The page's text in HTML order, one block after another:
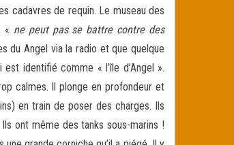
cadavres de requin. Le museau des
« ne peut pas se battre contre des
du Angel via la radio et que quelque
identifié comme « l’île d’Angel ».
calmes. Il plonge en profondeur et
en train de poser des charges. Ils
ont même des tanks sous-marins !